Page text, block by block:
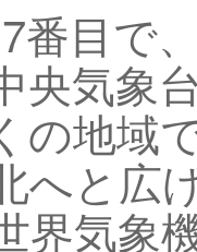
番目で
央気象
の地域
へと広
界気象